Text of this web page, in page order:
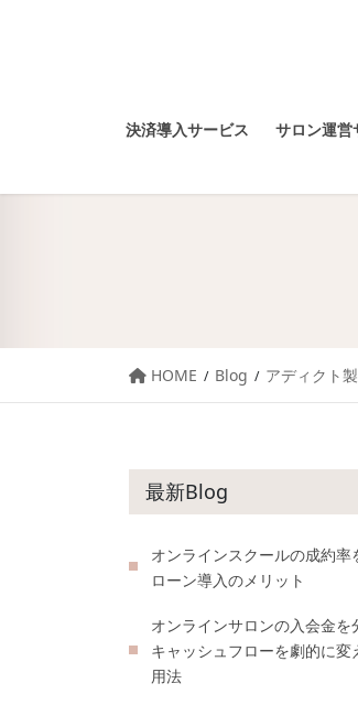
決済導入サービス サロン運営
HOME Blog アディクト
最新Blog
オンラインスクールの成約率
ローン導入のメリット
オンラインサロンの入会金を
キャッシュフローを劇的に変
用法